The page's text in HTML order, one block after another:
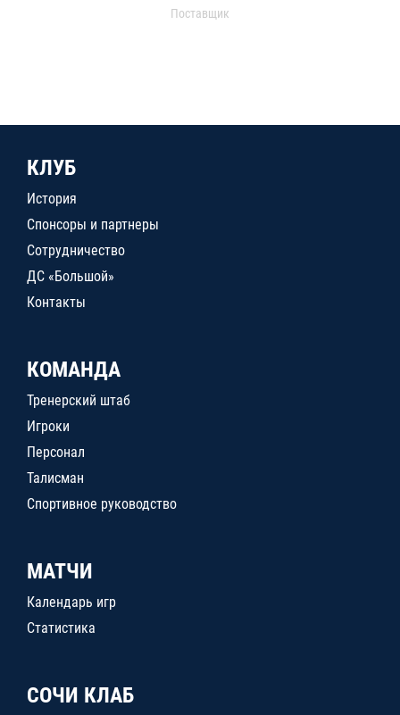
Поставщик
КЛУБ
История
Спонсоры и партнеры
Сотрудничество
ДС «Большой»
Контакты
КОМАНДА
Тренерский штаб
Игроки
Персонал
Талисман
Спортивное руководство
МАТЧИ
Календарь игр
Статистика
СОЧИ КЛАБ